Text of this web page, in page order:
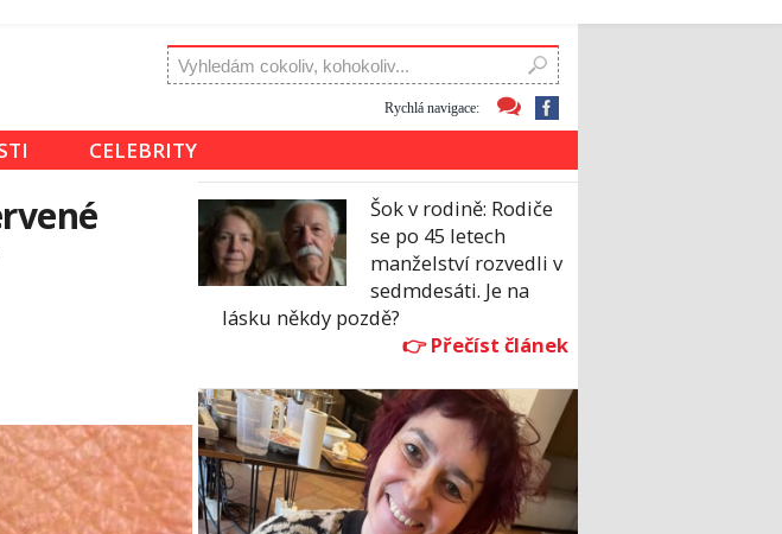
Rychlá navigace:
CELEBRITY
Šok v rodině: Rodiče
se po 45 letech
manželství rozvedli v
sedmdesáti. Je na
lásku někdy pozdě?